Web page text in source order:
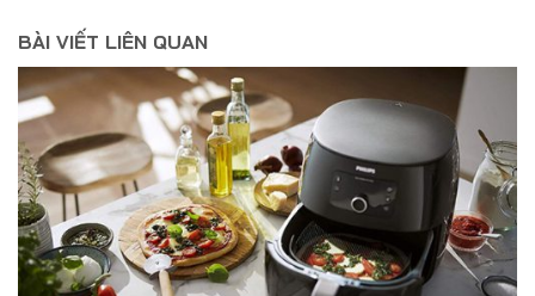
BÀI VIẾT LIÊN QUAN